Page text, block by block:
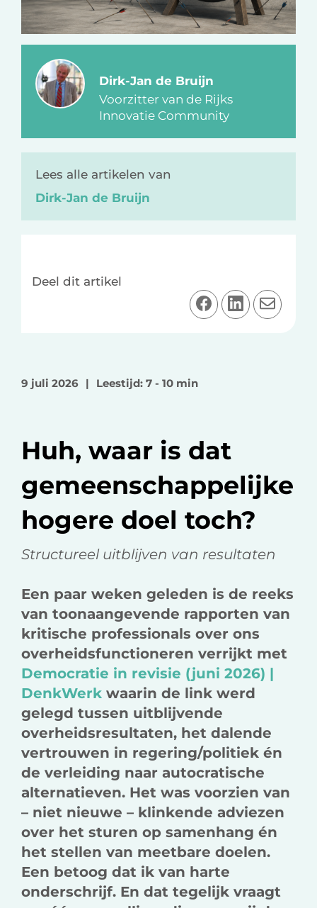
Dirk-Jan de Bruijn
Voorzitter van de Rijks
Innovatie Community
Lees alle artikelen van
Dirk-Jan de Bruijn
Deel dit artikel
D
e
c
b
o
o
D
e
k
e
d
I
D
e
a
9 juli 2026 | Leestijd: 7 - 10 min
Huh, waar is dat
gemeenschappelijke
hogere doel toch?
Structureel uitblijven van resultaten
Een paar weken geleden is de reeks
van toonaangevende rapporten van
kritische professionals over ons
overheidsfunctioneren verrijkt met
Democratie in revisie (juni 2026) |
DenkWerk waarin de link werd
gelegd tussen uitblijvende
overheidsresultaten, het dalende
vertrouwen in regering/politiek én
de verleiding naar autocratische
alternatieven. Het was voorzien van
– niet nieuwe – klinkende adviezen
over het sturen op samenhang én
het stellen van meetbare doelen.
Een betoog dat ik van harte
onderschrijf. En dat tegelijk vraagt